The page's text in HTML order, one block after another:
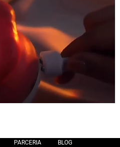
PARCERIA BLOG